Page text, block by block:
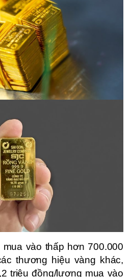
vào thấp hơn 700.000
thương hiệu vàng khác,
triệu đồng/lượng mua vào